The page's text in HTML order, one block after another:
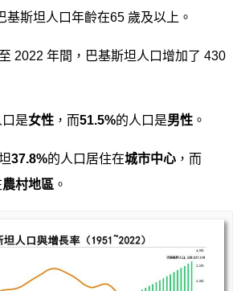
基斯坦人口年齡在65 歲及以上。
2022 年間，巴基斯坦人口增加了 430
是女性 ，而51.5%的人口是男性 。
37.8%的人口居住在城市中心 ，而
農村地區 。